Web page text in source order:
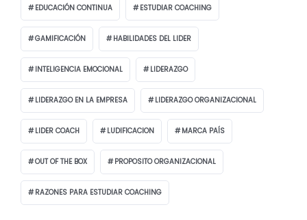
EDUCACIÓN CONTINUA ESTUDIAR COACHING
GAMIFICACIÓN HABILIDADES DEL LIDER
INTELIGENCIA EMOCIONAL LIDERAZGO
LIDERAZGO EN LA EMPRESA LIDERAZGO ORGANIZACIONAL
LIDER COACH LUDIFICACION MARCA PAÍS
OUT OF THE BOX PROPOSITO ORGANIZACIONAL
RAZONES PARA ESTUDIAR COACHING